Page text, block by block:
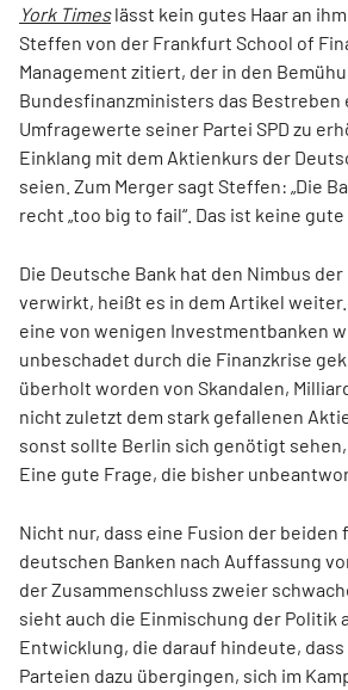
York Timeslässt kein gutes Haar an
Steffen von der Frankfurt School of
Management zitiert, der in den
Bundesfinanzministers das Bestreben
Umfragewerte seiner Partei SPD zu
Einklang mit dem Aktienkurs der
seien. Zum Merger sagt Steffen: „Die
recht „too big to fail“. Das ist keine gute
Die Deutsche Bank hat den Nimbus
verwirkt, heißt es in dem Artikel
eine von wenigen Investmentbanken
unbeschadet durch die Finanzkrise
überholt worden von Skandalen,
nicht zuletzt dem stark gefallenen
sonst sollte Berlin sich genötigt
Eine gute Frage, die bisher
Nicht nur, dass eine Fusion der beiden
deutschen Banken nach Auffassung
der Zusammenschluss zweier
sieht auch die Einmischung der Politik
Entwicklung, die darauf hindeute,
Parteien dazu übergingen, sich im